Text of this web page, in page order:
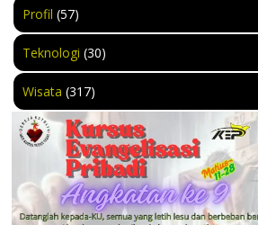
Profil (57)
Teknologi (30)
Wisata (317)